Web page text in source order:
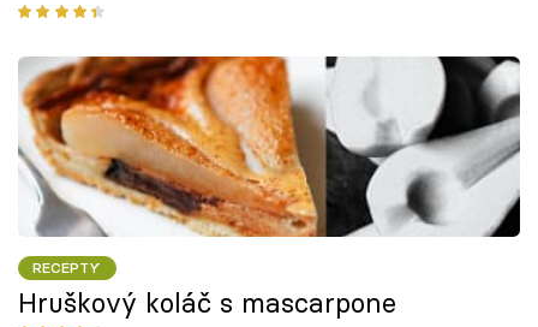
RECEPTY
Hruškový koláč s mascarpone